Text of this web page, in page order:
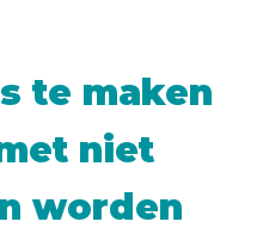
te maken
niet
worden